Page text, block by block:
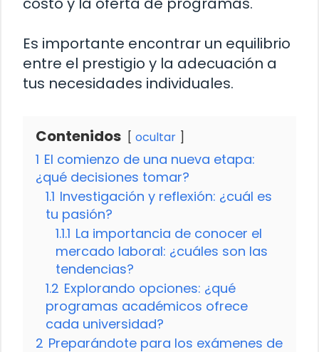
Es importante encontrar un equilibrio
entre el prestigio y la adecuación a
tus necesidades individuales.
Contenidos ocultar
1 El comienzo de una nueva etapa:
¿qué decisiones tomar?
1.1 Investigación y reflexión: ¿cuál es
tu pasión?
1.1.1 La importancia de conocer el
mercado laboral: ¿cuáles son las
tendencias?
1.2 Explorando opciones: ¿qué
programas académicos ofrece
cada universidad?
2 Preparándote para los exámenes de